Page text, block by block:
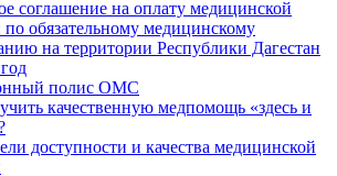
соглашение на оплату медицинской
обязательному медицинскому
на территории Республики Дагестан
полис ОМС
качественную медпомощь «здесь и
доступности и качества медицинской